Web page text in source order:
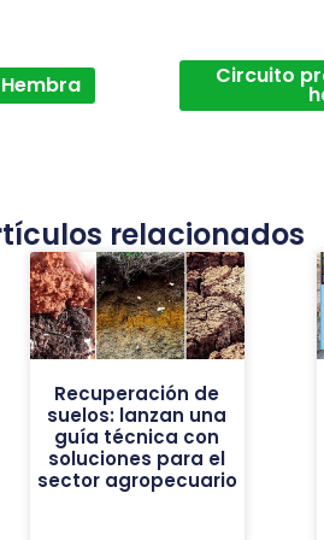
Circuito
relacionados
Recuperación de
suelos: lanzan una
guía técnica con
soluciones para el
sector agropecuario